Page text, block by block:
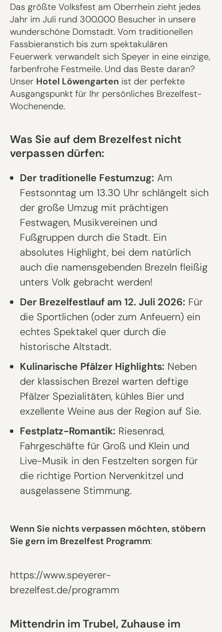
Das größte Volksfest am Oberrhein zieht jedes
Jahr im Juli rund 300.000 Besucher in unsere
wunderschöne Domstadt. Vom traditionellen
Fassbieranstich bis zum spektakulären
Feuerwerk verwandelt sich Speyer in eine einzige,
farbenfrohe Festmeile. Und das Beste daran?
Unser Hotel Löwengarten ist der perfekte
Ausgangspunkt für Ihr persönliches Brezelfest-
Wochenende.
Was Sie auf dem Brezelfest nicht
verpassen dürfen:
Der traditionelle Festumzug: Am
Festsonntag um 13.30 Uhr schlängelt sich
der große Umzug mit prächtigen
Festwagen, Musikvereinen und
Fußgruppen durch die Stadt. Ein
absolutes Highlight, bei dem natürlich
auch die namensgebenden Brezeln fleißig
unters Volk gebracht werden!
Der Brezelfestlauf am 12. Juli 2026: Für
die Sportlichen (oder zum Anfeuern) ein
echtes Spektakel quer durch die
historische Altstadt.
Kulinarische Pfälzer Highlights: Neben
der klassischen Brezel warten deftige
Pfälzer Spezialitäten, kühles Bier und
exzellente Weine aus der Region auf Sie.
Festplatz-Romantik: Riesenrad,
Fahrgeschäfte für Groß und Klein und
Live-Musik in den Festzelten sorgen für
die richtige Portion Nervenkitzel und
ausgelassene Stimmung.
Wenn Sie nichts verpassen möchten, stöbern
Sie gern im Brezelfest Programm:
https://www.speyerer-
brezelfest.de/programm
Mittendrin im Trubel, Zuhause im